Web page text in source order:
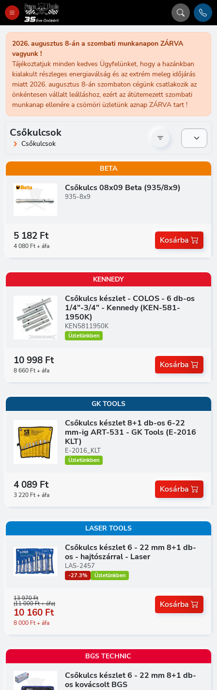
2026. augusztus 8-án a szombati munkanapon ZÁRVA
vagyunk !
Tájékoztatjuk minden kedves Ügyfelünket, hogy a hazánkban
kialakult részleges energiaválság és az extrém meleg időjárás
miatt 2026. augusztus 8-án szombaton cégünk csatlakozik az
önkéntesen vállalt leálláshoz, ezért az átütemezett szombati
munkanap ellenére a csömöri üzletünk aznap ZÁRVA tart !
Csőkulcsok
Csőkulcsok
BETA
Csőkulcs 08x09 Beta (935/8x9)
935-8x9
5 182 Ft
4 080 Ft + áfa
Kosárba
KENNEDY
Csőkulcs készlet - COLOS - 6 db-os
1/4"-3/4" - Kennedy (KEN-581-
1950K)
KEN5811950K
Üzletünkben
10 998 Ft
8 660 Ft + áfa
Kosárba
GK TOOLS
Csőkulcs készlet 8+1 db-os 6-22
mm-ig ART-531 - GK Tools (E-2016
KLT)
E-2016_KLT
Üzletünkben
4 089 Ft
3 220 Ft + áfa
Kosárba
LASER TOOLS
Csőkulcs készlet 6 - 22 mm 8+1 db-
os - hajtószárral - Laser
LAS-2457
-27.3% Üzletünkben
13 970 Ft
(11 000 Ft + áfa)
10 160 Ft
8 000 Ft + áfa
Kosárba
BGS TECHNIC
Csőkulcs készlet 6 - 22 mm 8+1 db-
os kovácsolt BGS